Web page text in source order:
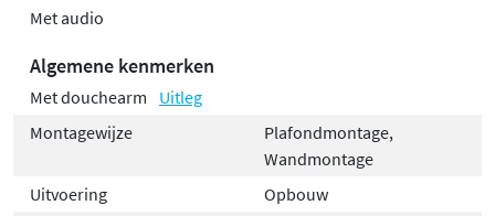
Met audio
Algemene kenmerken
Met douchearm
Uitleg
Montagewijze
Plafondmontage,
Wandmontage
Uitvoering
Opbouw